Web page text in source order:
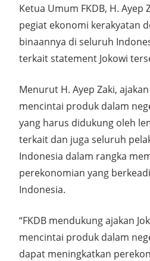
Ketua Umum FKDB, H. Ayep
pegiat ekonomi kerakyatan
binaannya di seluruh
terkait statement Jokowi
Menurut H. Ayep Zaki,
mencintai produk dalam
yang harus didukung oleh
terkait dan juga seluruh
Indonesia dalam rangka
perekonomian yang
Indonesia.
“FKDB mendukung ajakan
mencintai produk dalam
dapat meningkatkan